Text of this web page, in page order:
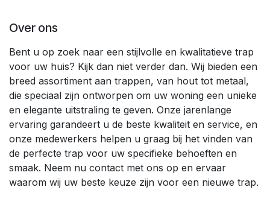
Over ons
Bent u op zoek naar een stijlvolle en kwalitatieve trap
voor uw huis? Kijk dan niet verder dan. Wij bieden een
breed assortiment aan trappen, van hout tot metaal,
die speciaal zijn ontworpen om uw woning een unieke
en elegante uitstraling te geven. Onze jarenlange
ervaring garandeert u de beste kwaliteit en service, en
onze medewerkers helpen u graag bij het vinden van
de perfecte trap voor uw specifieke behoeften en
smaak. Neem nu contact met ons op en ervaar
waarom wij uw beste keuze zijn voor een nieuwe trap.